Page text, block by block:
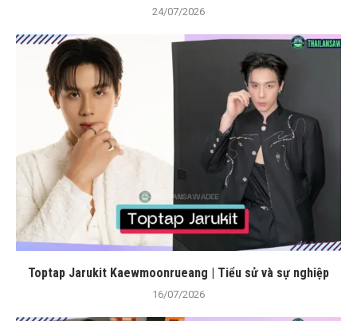
24/07/2026
Toptap Jarukit Kaewmoonrueang | Tiểu sử và sự nghiệp
16/07/2026